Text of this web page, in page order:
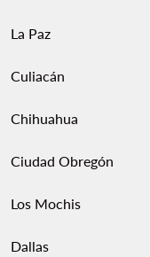
La Paz
Culiacán
Chihuahua
Ciudad Obregón
Los Mochis
Dallas